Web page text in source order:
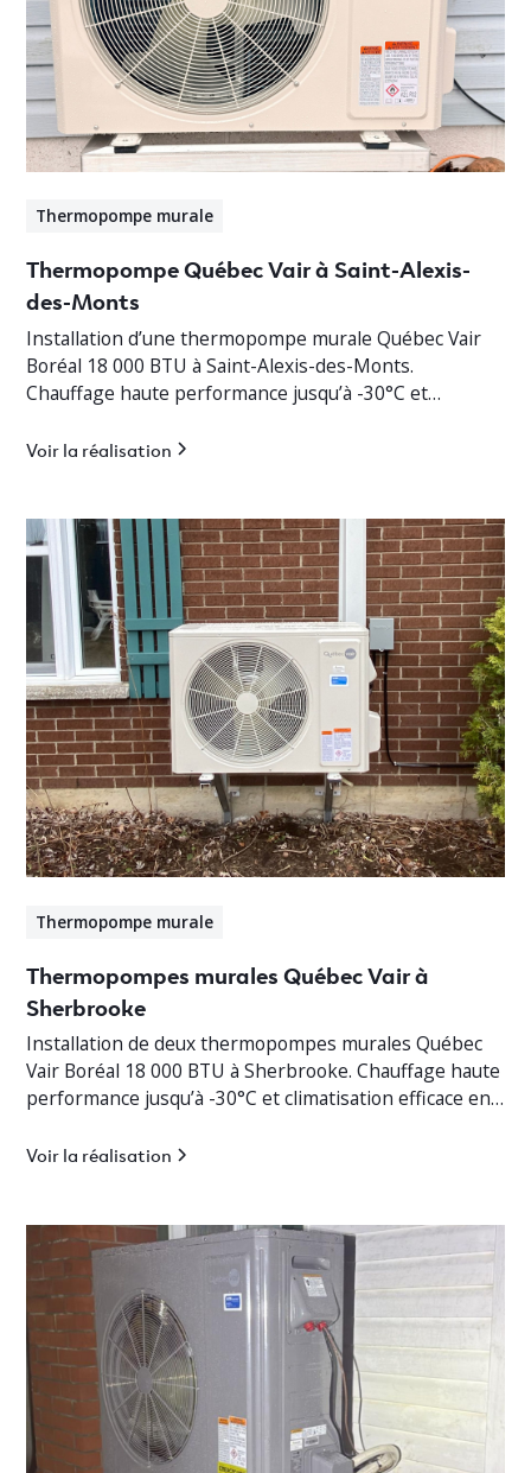
Thermopompe murale
Thermopompe Québec Vair à Saint-Alexis-
des-Monts
Installation d’une thermopompe murale Québec Vair
Boréal 18 000 BTU à Saint-Alexis-des-Monts.
Chauffage haute performance jusqu’à -30°C et
Voir la réalisation
Thermopompe murale
Thermopompes murales Québec Vair à
Sherbrooke
Installation de deux thermopompes murales Québec
Vair Boréal 18 000 BTU à Sherbrooke. Chauffage haute
performance jusqu’à -30°C et climatisation efficace en
Voir la réalisation